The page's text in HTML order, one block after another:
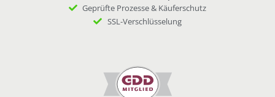
Geprüfte Prozesse & Käuferschutz
SSL-Verschlüsselung